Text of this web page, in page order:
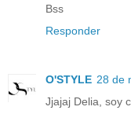
Bss
Responder
O'STYLE 28 de
Jjajaj Delia, soy